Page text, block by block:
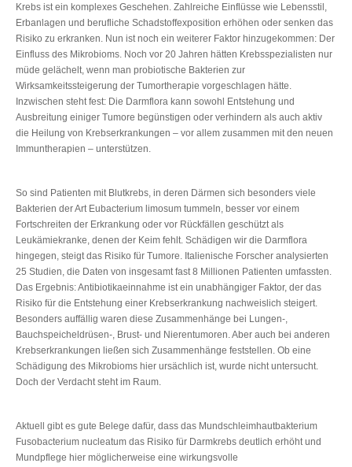
Krebs ist ein komplexes Geschehen. Zahlreiche Einflüsse wie Lebensstil,
Erbanlagen und berufliche Schadstoffexposition erhöhen oder senken das
Risiko zu erkranken. Nun ist noch ein weiterer Faktor hinzugekommen: Der
Einfluss des Mikrobioms. Noch vor 20 Jahren hätten Krebsspezialisten nur
müde gelächelt, wenn man probiotische Bakterien zur
Wirksamkeitssteigerung der Tumortherapie vorgeschlagen hätte.
Inzwischen steht fest: Die Darmflora kann sowohl Entstehung und
Ausbreitung einiger Tumore begünstigen oder verhindern als auch aktiv
die Heilung von Krebserkrankungen – vor allem zusammen mit den neuen
Immuntherapien – unterstützen.
So sind Patienten mit Blutkrebs, in deren Därmen sich besonders viele
Bakterien der Art Eubacterium limosum tummeln, besser vor einem
Fortschreiten der Erkrankung oder vor Rückfällen geschützt als
Leukämiekranke, denen der Keim fehlt. Schädigen wir die Darmflora
hingegen, steigt das Risiko für Tumore. Italienische Forscher analysierten
25 Studien, die Daten von insgesamt fast 8 Millionen Patienten umfassten.
Das Ergebnis: Antibiotikaeinnahme ist ein unabhängiger Faktor, der das
Risiko für die Entstehung einer Krebserkrankung nachweislich steigert.
Besonders auffällig waren diese Zusammenhänge bei Lungen-,
Bauchspeicheldrüsen-, Brust- und Nierentumoren. Aber auch bei anderen
Krebserkrankungen ließen sich Zusammenhänge feststellen. Ob eine
Schädigung des Mikrobioms hier ursächlich ist, wurde nicht untersucht.
Doch der Verdacht steht im Raum.
Aktuell gibt es gute Belege dafür, dass das Mundschleimhautbakterium
Fusobacterium nucleatum das Risiko für Darmkrebs deutlich erhöht und
Mundpflege hier möglicherweise eine wirkungsvolle